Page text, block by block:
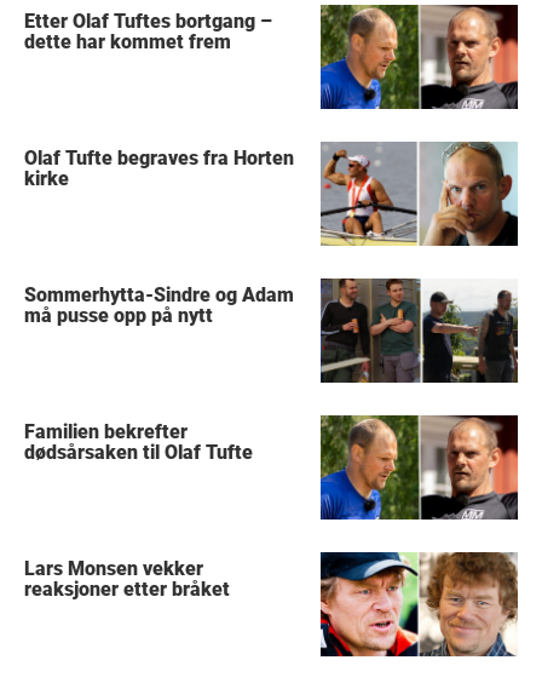
Etter Olaf Tuftes bortgang –
dette har kommet frem
Olaf Tufte begraves fra Horten
kirke
Sommerhytta-Sindre og Adam
må pusse opp på nytt
Familien bekrefter
dødsårsaken til Olaf Tufte
Lars Monsen vekker
reaksjoner etter bråket